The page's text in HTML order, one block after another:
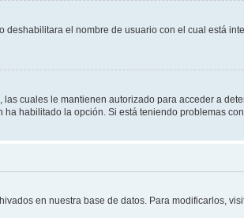
el nombre de usuario con el cual está
cuales le mantienen autorizado para acceder a
habilitado la opción. Si está teniendo problemas
en nuestra base de datos. Para modificarlos,